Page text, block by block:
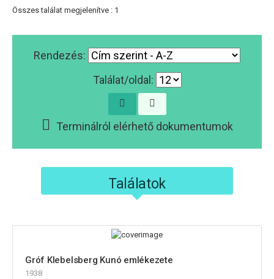
Összes találat megjelenítve : 1
Rendezés:
Találat/oldal:
Terminálról elérhető dokumentumok
Találatok
Gróf Klebelsberg Kunó emlékezete
1938